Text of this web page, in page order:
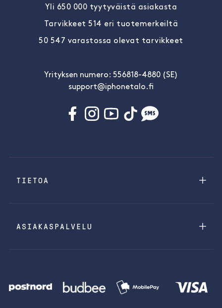
Yli 650 000 tyytyväistä asiakasta
Tarvikkeet 514 eri tuotemerkeiltä
50 547 varastossa olevat tarvikkeet
Yrityksen numero: 556818-4880 (SE)
support@iphonetalo.fi
TIETOA
ASIAKASPALVELU